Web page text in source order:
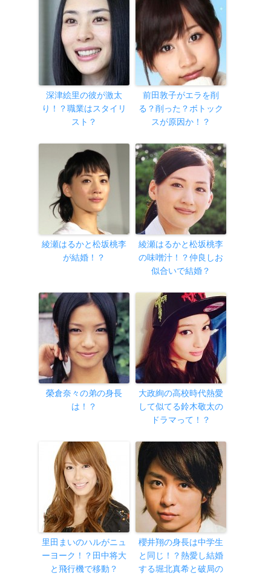
深津絵里の彼が激太
り！？職業はスタイリ
スト？
前田敦子がエラを削
る？削った？ボトック
スが原因か！？
綾瀬はるかと松坂桃李
が結婚！？
綾瀬はるかと松坂桃李
の味噌汁！？仲良しお
似合いで結婚？
榮倉奈々の弟の身長
は！？
大政絢の高校時代熱愛
して似てる鈴木敬太の
ドラマって！？
里田まいのハルがニュ
ーヨーク！？田中将大
と飛行機で移動？
櫻井翔の身長は中学生
と同じ！？熱愛し結婚
する堀北真希と破局の